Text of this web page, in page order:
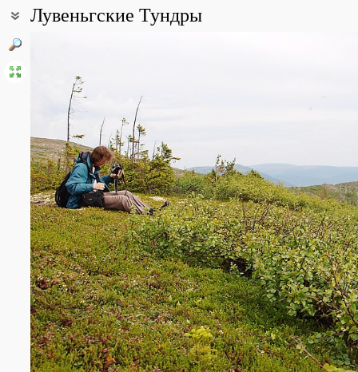
Лувеньгские Тундры
Лувеньгские Тундры представляют собой небольшой горный
севернее с. Лувеньга. Самая высокая из 5 вершин
подножия распространены сосняки, болота различных типов,
мелколиственных пород. Крутые склоны гор в нижней части
склону ель становится более редкой, присутствие берёзы
берёзового криволесья, где искривлённые стволы деревьев
серьёзную преграду передвижению. Далее вверх по склону
границе местами развита лесотундра с куртинами берёз и
флаговыми, кронами. Вершины гор покрыты каменистой
антропогенного происхождения).
All photos(28) Photos of plants & lichens(59)